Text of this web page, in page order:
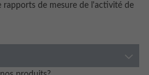
rapports de mesure de l'activité de